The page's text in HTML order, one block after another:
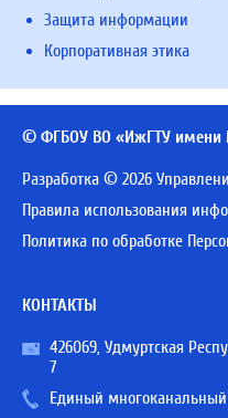
Защита информации
Корпоративная этика
© ФГБОУ ВО «ИжГТУ имени
Разработка © 2026
Правила использования
Политика по обработке
КОНТАКТЫ
426069, Удмуртская
7
Единый